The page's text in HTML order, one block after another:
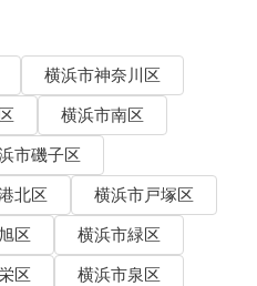
横浜市神奈川区
横浜市南区
市磯子区
北区
横浜市戸塚区
区
横浜市緑区
区
横浜市泉区